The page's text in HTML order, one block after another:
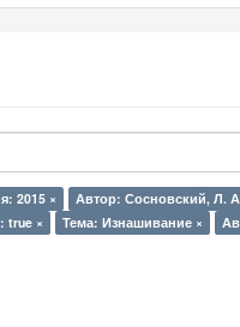
2015 × Автор: Сосновский, Л.
true × Тема: Изнашивание ×